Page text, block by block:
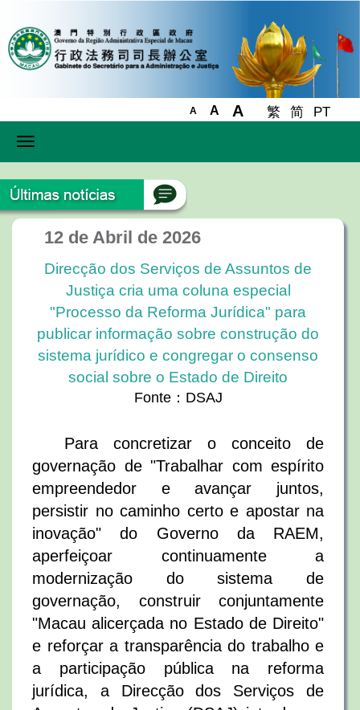
A A A 繁 简 PT
Toggle
navigation
12 de Abril de 2026
Direcção dos Serviços de Assuntos de
Justiça cria uma coluna especial
"Processo da Reforma Jurídica" para
publicar informação sobre construção do
sistema jurídico e congregar o consenso
social sobre o Estado de Direito
Fonte：DSAJ
Para concretizar o conceito de
governação de "Trabalhar com espírito
empreendedor e avançar juntos,
persistir no caminho certo e apostar na
inovação" do Governo da RAEM,
aperfeiçoar continuamente a
modernização do sistema de
governação, construir conjuntamente
"Macau alicerçada no Estado de Direito"
e reforçar a transparência do trabalho e
a participação pública na reforma
jurídica, a Direcção dos Serviços de